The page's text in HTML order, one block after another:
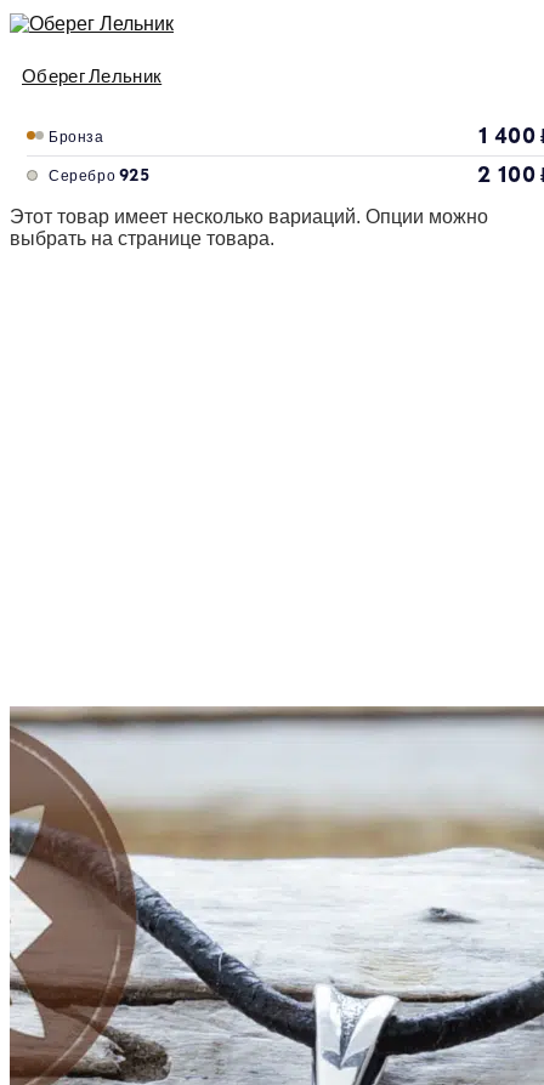
Оберег Лельник
Бронза 1 400
Серебро 925 2 100
Этот товар имеет несколько вариаций. Опции можно
выбрать на странице товара.